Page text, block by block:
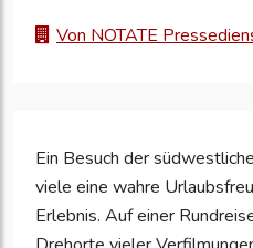
Von NOTATE
Ein Besuch der
viele eine wahre
Erlebnis. Auf einer